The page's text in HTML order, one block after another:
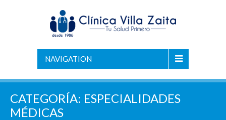
NAVIGATION
CATEGORÍA: ESPECIALIDADES
MÉDICAS